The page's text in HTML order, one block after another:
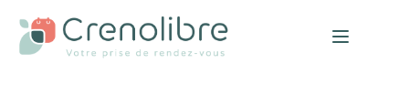
Open